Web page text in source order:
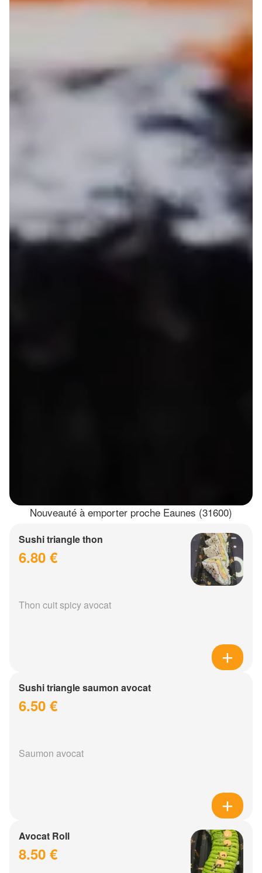
Nouveauté à emporter proche Eaunes (31600)
Sushi triangle thon
6.80 €
Thon cuit spicy avocat
Sushi triangle saumon avocat
6.50 €
Saumon avocat
Avocat Roll
8.50 €